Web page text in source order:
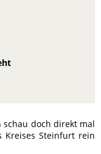
schau doch direkt mal
Kreises Steinfurt rein